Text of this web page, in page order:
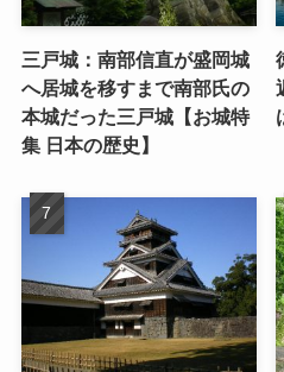
三戸城：南部信直が盛岡城
へ居城を移すまで南部氏の
本城だった三戸城【お城特
集 日本の歴史】